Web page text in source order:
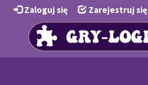
Zaloguj się Zarejestruj się